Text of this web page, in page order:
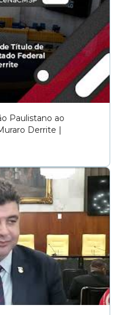
Paulistano ao
Derrite |